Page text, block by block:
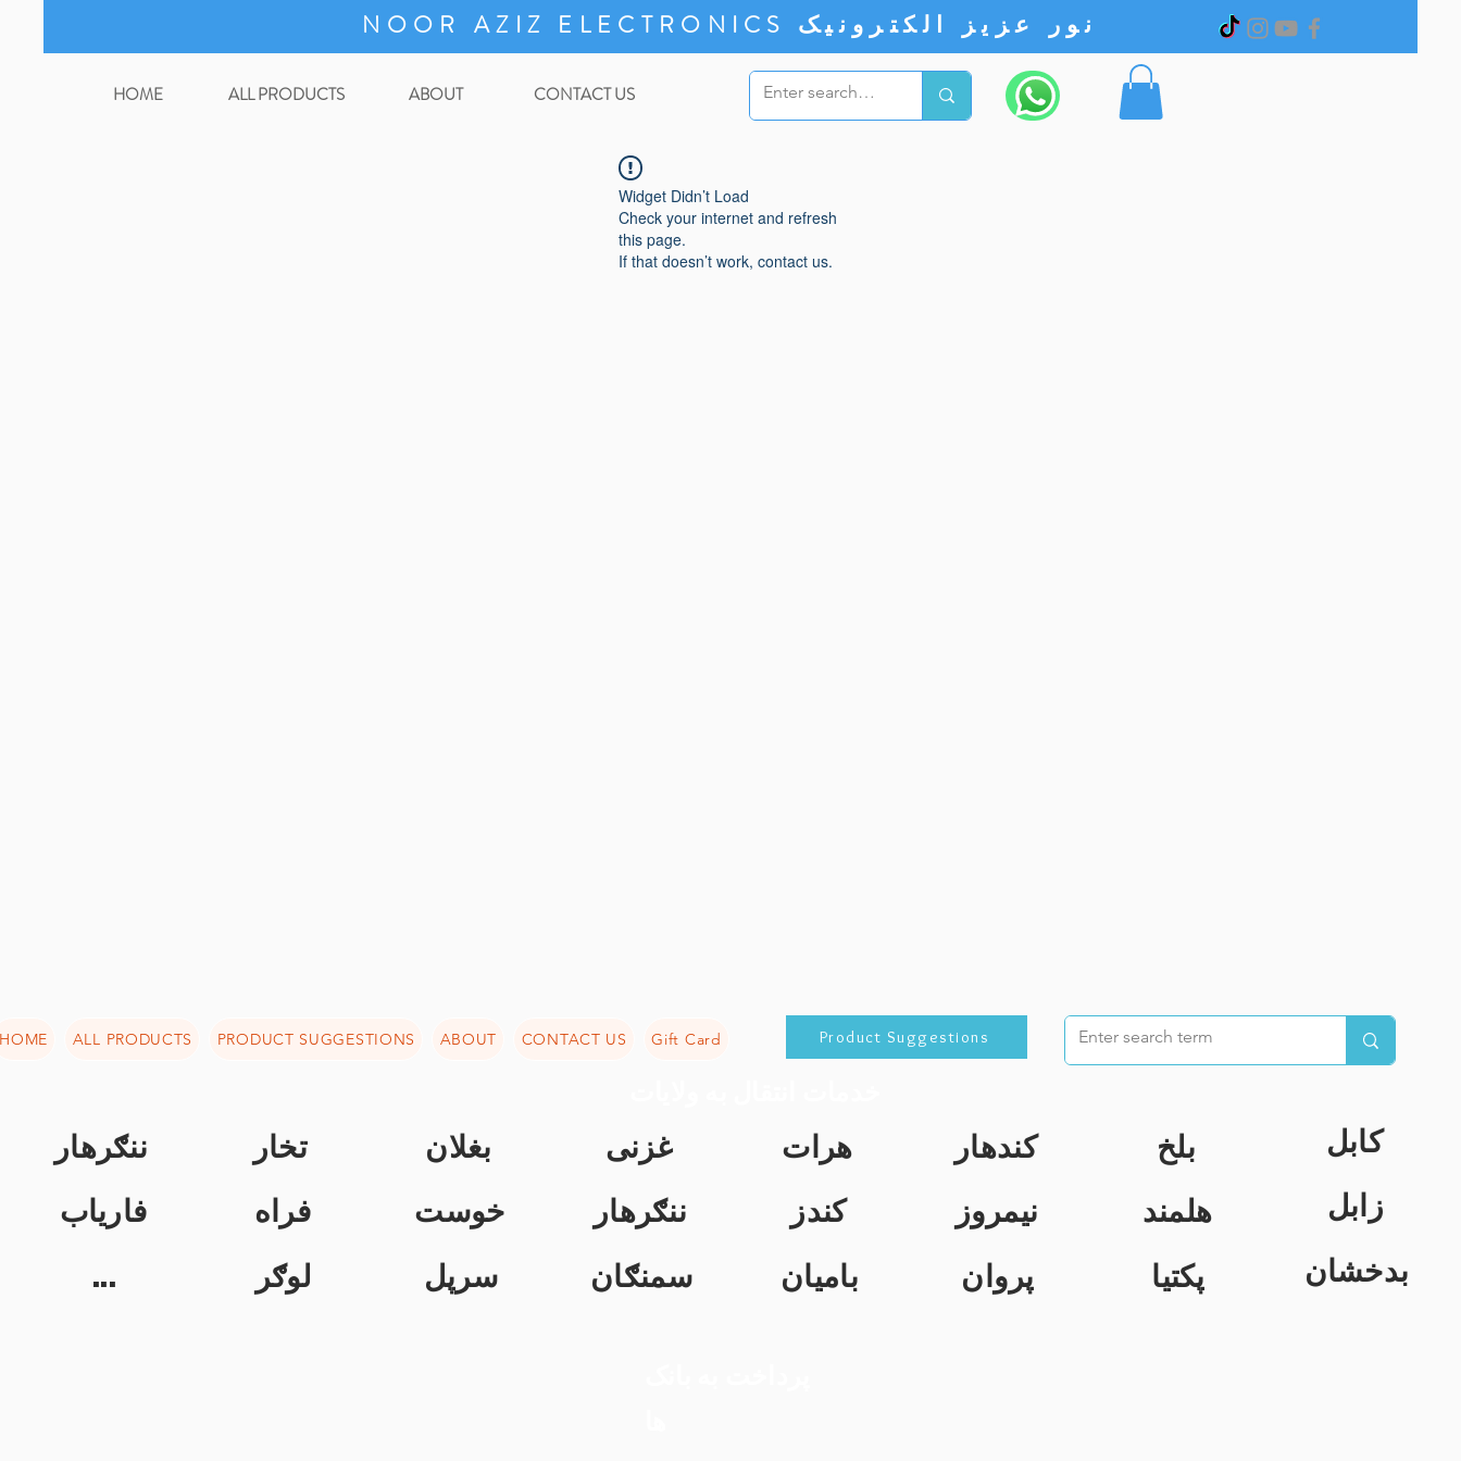
HOME ALL PRODUCTS ABOUT CONTACT US
NOOR AZIZ ELECTRONICS
Widget Didn’t Load
Check your internet and refresh
this page.
If that doesn’t work, contact us.
HOME ALL PRODUCTS PRODUCT SUGGESTIONS ABOUT CONTACT US Gift Card Product Suggestions
ننګرهار تخار بغلان غزنی هرات کندهار بلخ
کابل
فاریاب
فراه خوست ننګرهار کندز نیمروز هلمند
زابل
...
لوګر سرپل سمنګان بامیان پروان پکتیا بدخشان